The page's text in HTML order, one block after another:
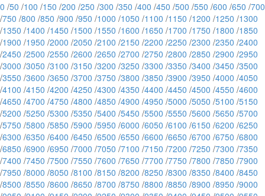
0 /50 /100 /150 /200 /250 /300 /350 /400 /450 /500 /550 /600 /650 /700
/750 /800 /850 /900 /950 /1000 /1050 /1100 /1150 /1200 /1250 /1300
/1350 /1400 /1450 /1500 /1550 /1600 /1650 /1700 /1750 /1800 /1850
/1900 /1950 /2000 /2050 /2100 /2150 /2200 /2250 /2300 /2350 /2400
/2450 /2500 /2550 /2600 /2650 /2700 /2750 /2800 /2850 /2900 /2950
/3000 /3050 /3100 /3150 /3200 /3250 /3300 /3350 /3400 /3450 /3500
/3550 /3600 /3650 /3700 /3750 /3800 /3850 /3900 /3950 /4000 /4050
/4100 /4150 /4200 /4250 /4300 /4350 /4400 /4450 /4500 /4550 /4600
/4650 /4700 /4750 /4800 /4850 /4900 /4950 /5000 /5050 /5100 /5150
/5200 /5250 /5300 /5350 /5400 /5450 /5500 /5550 /5600 /5650 /5700
/5750 /5800 /5850 /5900 /5950 /6000 /6050 /6100 /6150 /6200 /6250
/6300 /6350 /6400 /6450 /6500 /6550 /6600 /6650 /6700 /6750 /6800
/6850 /6900 /6950 /7000 /7050 /7100 /7150 /7200 /7250 /7300 /7350
/7400 /7450 /7500 /7550 /7600 /7650 /7700 /7750 /7800 /7850 /7900
/7950 /8000 /8050 /8100 /8150 /8200 /8250 /8300 /8350 /8400 /8450
/8500 /8550 /8600 /8650 /8700 /8750 /8800 /8850 /8900 /8950 /9000